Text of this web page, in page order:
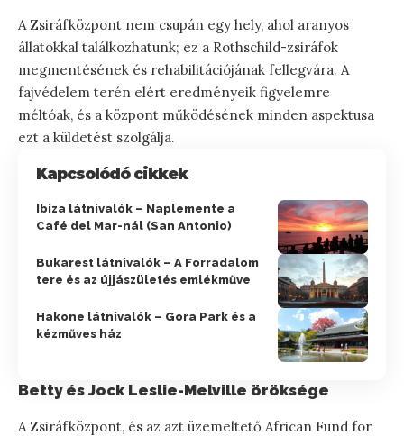
A Zsiráfközpont nem csupán egy hely, ahol aranyos
állatokkal találkozhatunk; ez a Rothschild-zsiráfok
megmentésének és rehabilitációjának fellegvára. A
fajvédelem terén elért eredményeik figyelemre
méltóak, és a központ működésének minden aspektusa
ezt a küldetést szolgálja.
Kapcsolódó cikkek
Ibiza látnivalók – Naplemente a
Café del Mar-nál (San Antonio)
Bukarest látnivalók – A Forradalom
tere és az újjászületés emlékműve
Hakone látnivalók – Gora Park és a
kézműves ház
Betty és Jock Leslie-Melville öröksége
A Zsiráfközpont, és az azt üzemeltető African Fund for